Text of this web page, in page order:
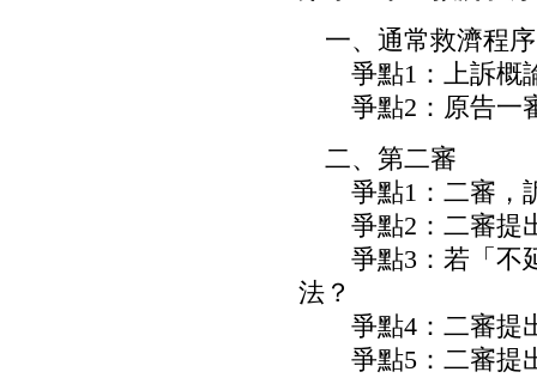
一、通常救濟程序
爭點1：上訴概
爭點2：原告一審
二、第二審
爭點1：二審，
爭點2：二審提
爭點3：若「不延
法？
爭點4：二審提
爭點5：二審提